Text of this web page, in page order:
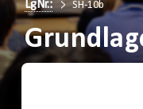
LgNr.: SH-10b